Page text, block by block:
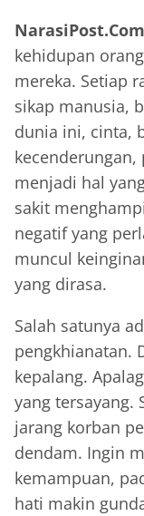
kehidupan
mereka. Setiap
sikap manusia,
dunia ini, cinta,
menjadi hal
sakit
negatif yang
muncul
yang dirasa.
Salah satunya
pengkhianatan.
kepalang.
yang tersayang.
jarang korban
dendam. Ingin
kemampuan,
hati makin